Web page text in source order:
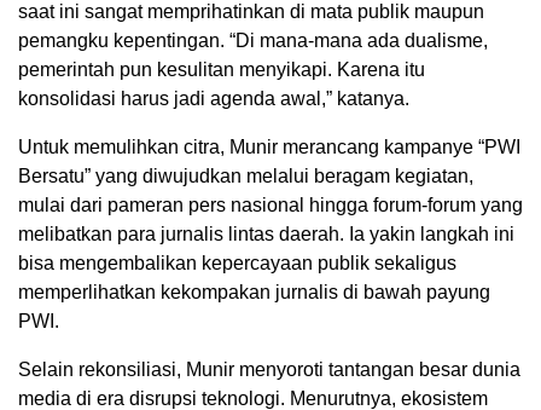
saat ini sangat memprihatinkan di mata publik maupun
pemangku kepentingan. “Di mana-mana ada dualisme,
pemerintah pun kesulitan menyikapi. Karena itu
konsolidasi harus jadi agenda awal,” katanya.
Untuk memulihkan citra, Munir merancang kampanye “PWI
Bersatu” yang diwujudkan melalui beragam kegiatan,
mulai dari pameran pers nasional hingga forum-forum yang
melibatkan para jurnalis lintas daerah. Ia yakin langkah ini
bisa mengembalikan kepercayaan publik sekaligus
memperlihatkan kekompakan jurnalis di bawah payung
PWI.
Selain rekonsiliasi, Munir menyoroti tantangan besar dunia
media di era disrupsi teknologi. Menurutnya, ekosistem